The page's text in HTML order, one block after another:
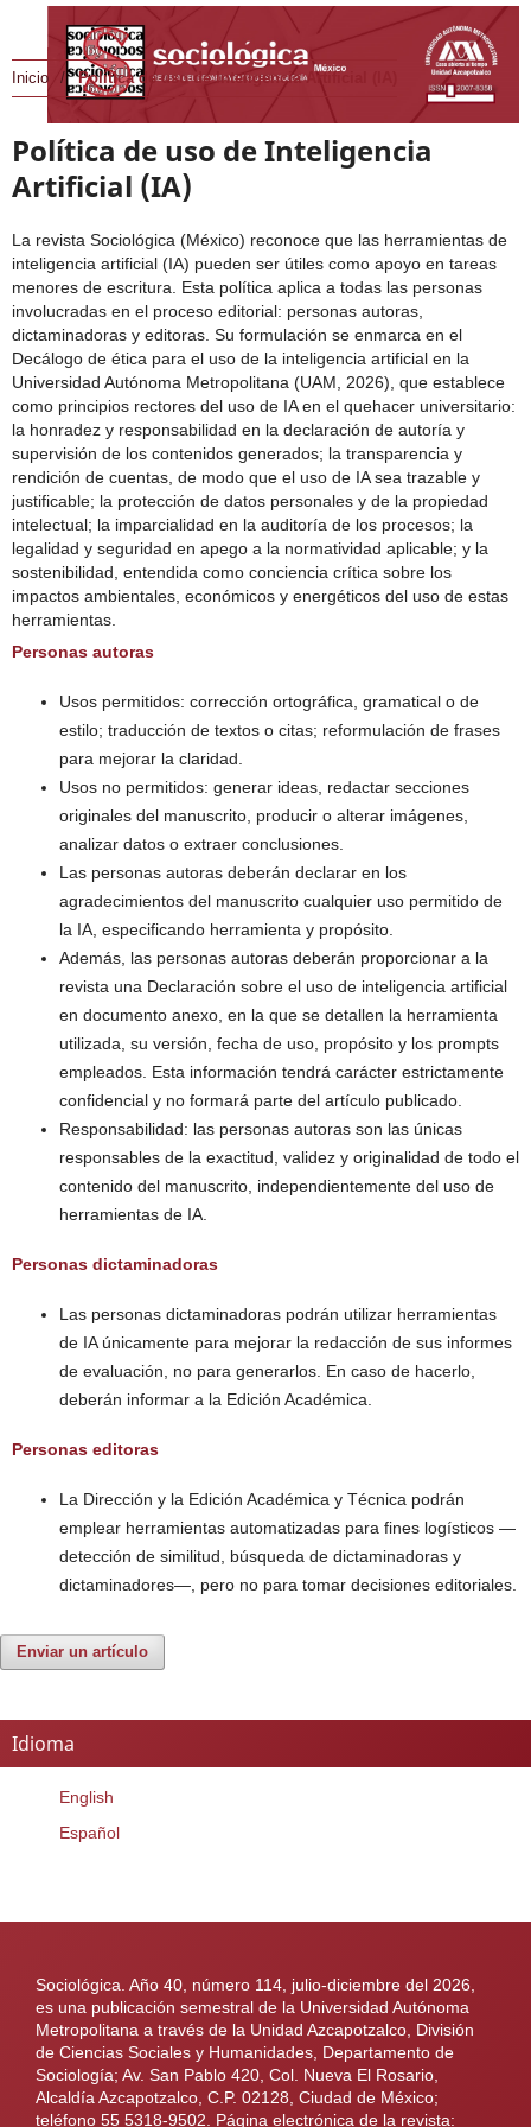
Inicio / Política de uso de Inteligencia Artificial (IA)
Política de uso de Inteligencia
Artificial (IA)
La revista Sociológica (México) reconoce que las herramientas de
inteligencia artificial (IA) pueden ser útiles como apoyo en tareas
menores de escritura. Esta política aplica a todas las personas
involucradas en el proceso editorial: personas autoras,
dictaminadoras y editoras. Su formulación se enmarca en el
Decálogo de ética para el uso de la inteligencia artificial en la
Universidad Autónoma Metropolitana (UAM, 2026), que establece
como principios rectores del uso de IA en el quehacer universitario:
la honradez y responsabilidad en la declaración de autoría y
supervisión de los contenidos generados; la transparencia y
rendición de cuentas, de modo que el uso de IA sea trazable y
justificable; la protección de datos personales y de la propiedad
intelectual; la imparcialidad en la auditoría de los procesos; la
legalidad y seguridad en apego a la normatividad aplicable; y la
sostenibilidad, entendida como conciencia crítica sobre los
impactos ambientales, económicos y energéticos del uso de estas
herramientas.
Personas autoras
Usos permitidos: corrección ortográfica, gramatical o de
estilo; traducción de textos o citas; reformulación de frases
para mejorar la claridad.
Usos no permitidos: generar ideas, redactar secciones
originales del manuscrito, producir o alterar imágenes,
analizar datos o extraer conclusiones.
Las personas autoras deberán declarar en los
agradecimientos del manuscrito cualquier uso permitido de
la IA, especificando herramienta y propósito.
Además, las personas autoras deberán proporcionar a la
revista una Declaración sobre el uso de inteligencia artificial
en documento anexo, en la que se detallen la herramienta
utilizada, su versión, fecha de uso, propósito y los prompts
empleados. Esta información tendrá carácter estrictamente
confidencial y no formará parte del artículo publicado.
Responsabilidad: las personas autoras son las únicas
responsables de la exactitud, validez y originalidad de todo el
contenido del manuscrito, independientemente del uso de
herramientas de IA.
Personas dictaminadoras
Las personas dictaminadoras podrán utilizar herramientas
de IA únicamente para mejorar la redacción de sus informes
de evaluación, no para generarlos. En caso de hacerlo,
deberán informar a la Edición Académica.
Personas editoras
La Dirección y la Edición Académica y Técnica podrán
emplear herramientas automatizadas para fines logísticos —
detección de similitud, búsqueda de dictaminadoras y
dictaminadores—, pero no para tomar decisiones editoriales.
Enviar un artículo
Idioma
English
Español
Sociológica. Año 40, número 114, julio-diciembre del 2026,
es una publicación semestral de la Universidad Autónoma
Metropolitana a través de la Unidad Azcapotzalco, División
de Ciencias Sociales y Humanidades, Departamento de
Sociología; Av. San Pablo 420, Col. Nueva El Rosario,
Alcaldía Azcapotzalco, C.P. 02128, Ciudad de México;
teléfono 55 5318-9502. Página electrónica de la revista: